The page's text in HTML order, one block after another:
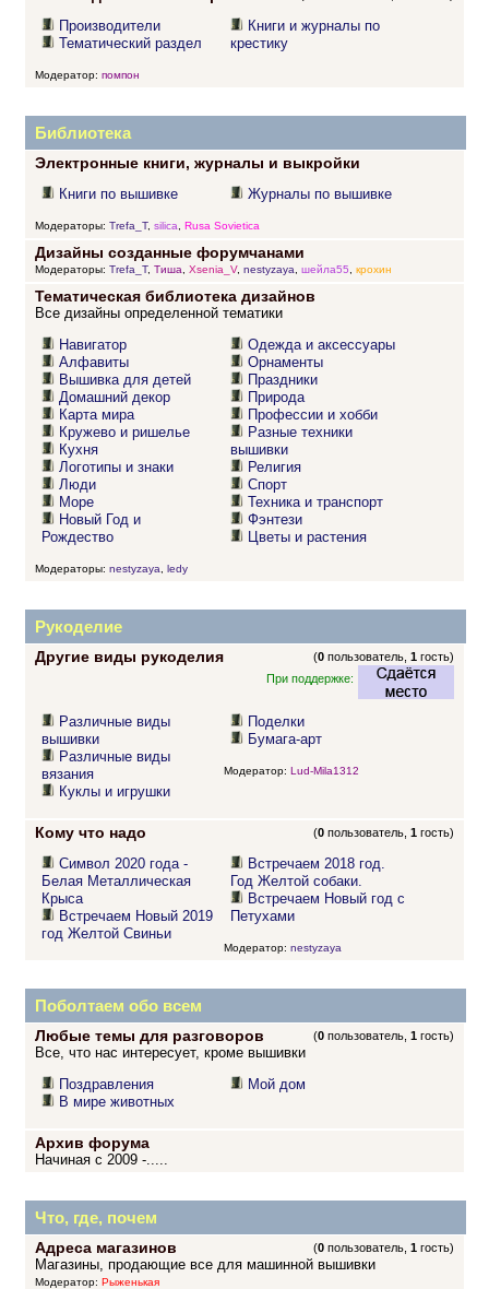
Производители
Тематический раздел
Книги и журналы по
крестику
Модератор: помпон
Библиотека
Электронные книги, журналы и выкройки
Книги по вышивке Журналы по вышивке
Модераторы: Trefa_T, silica Rusa Sovietica
Дизайны созданные форумчанами
Модераторы: Trefa_T, Тиша, Xsenia_V, nestyzaya, шейла55, крохин
Тематическая библиотека дизайнов
Все дизайны определенной тематики
Навигатор
Алфавиты
Вышивка для детей
Домашний декор
Карта мира
Кружево и ришелье
Кухня
Логотипы и знаки
Люди
Море
Новый Год и
Рождество
Одежда и аксессуары
Орнаменты
Праздники
Природа
Профессии и хобби
Разные техники
вышивки
Религия
Спорт
Техника и транспорт
Фэнтези
Цветы и растения
Модераторы: nestyzaya ledy
Рукоделие
Другие виды рукоделия (0 пользователь,1 гость)
При поддержке:
Различные виды
вышивки
Различные виды
вязания
Куклы и игрушки
Поделки
Бумага-арт
Модератор: Lud-Mila1312
Кому что надо (0 пользователь,1 гость)
Символ 2020 года -
Белая Металлическая
Крыса
Встречаем Новый 2019
год Желтой Свиньи
Встречаем 2018 год.
Год Желтой собаки.
Встречаем Новый год с
Петухами
Модератор: nestyzaya
Поболтаем обо всем
Любые темы для разговоров (0 пользователь,1 гость)
Все, что нас интересует, кроме вышивки
Поздравления
В мире животных
Мой дом
Архив форума
Начиная с 2009 -.....
Что, где, почем
Адреса магазинов (0 пользователь,1 гость)
Магазины, продающие все для машинной вышивки
Модератор: Рыженькая